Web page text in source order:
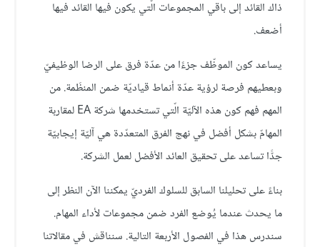
ذاك القائد إلى باقي المجموعات الّتي يكون فيها القائد فيها
أضعف.
يساعد كون الموظّف جزءًا من عدّة فرق على الرضا الوظيفيّ
وبعطيهم فرصة لرؤية عدّة أنماط قياديّة ضمن المنظَمة. من
المهم فهم كون هذه الآليّة الّتي تستخدمها شركة EA لمقاربة
المهامّ بشكل أفضل في نهج الفرق المتعدّدة هي آليّة إيجابيّة
جدًّا تساعد على تحقيق العائد الأفضل لعمل الشركة.
بناءً على تحليلنا السابق للسلوك الفرديّ يمكننا الآن النظر إلى
ما يحدث عندما يُوضع الفرد ضمن مجموعات لأداء المهام.
سندرس هذا في الفصول الأربعة التالية. سنناقش في مقالاتنا